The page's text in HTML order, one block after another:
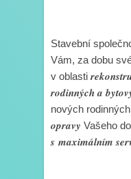
Stavební
Vám, za dobu
v oblasti
rodinných a
nových
opravy Vašeho
s maximálním